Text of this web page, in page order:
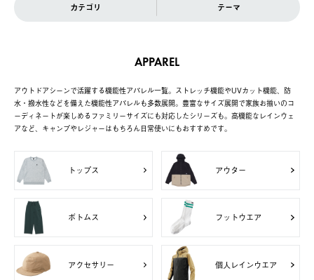
カテゴリ テーマ
APPAREL
アウトドアシーンで活躍する機能性アパレル一覧。ストレッチ機能やUVカット機能、防
水・撥水性などを備えた機能性アパレルも多数展開。豊富なサイズ展開で家族お揃いのコ
ーディネートが楽しめるファミリーサイズにも対応したシリーズも。高機能なレインウェ
アなど、キャンプやレジャーはもちろん日常使いにもおすすめです。
トップス アウター
ボトムス フットウエア
アクセサリー 個人レインウエア